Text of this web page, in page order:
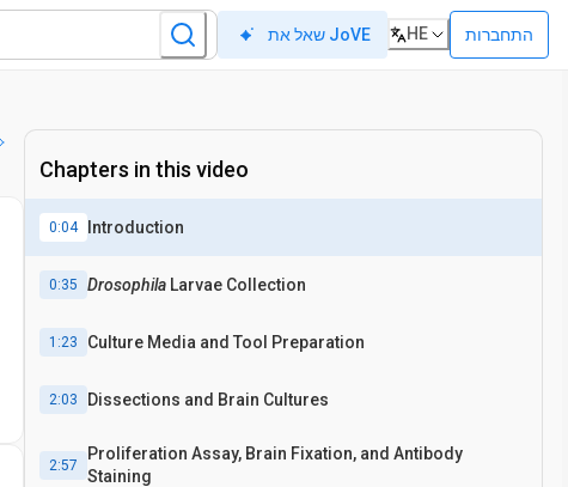
שאל את JoVE HE התחברות
Chapters in this video
0:04 Introduction
0:35 Drosophila Larvae Collection
1:23 Culture Media and Tool Preparation
2:03 Dissections and Brain Cultures
2:57
Proliferation Assay, Brain Fixation, and Antibody
Staining